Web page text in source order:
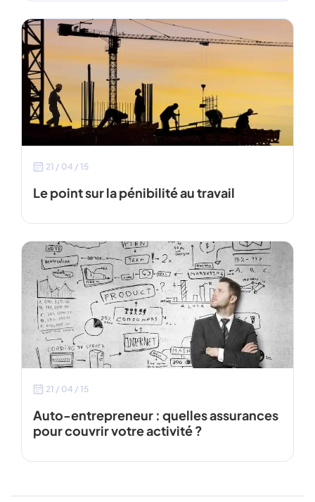
21 / 04 / 15
Le point sur la pénibilité au travail
21 / 04 / 15
Auto-entrepreneur : quelles assurances
pour couvrir votre activité ?